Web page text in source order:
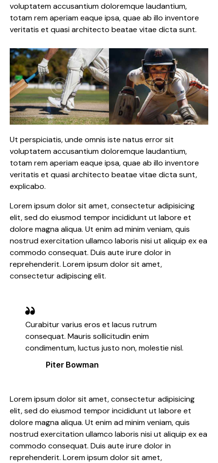
voluptatem accusantium doloremque laudantium,
totam rem aperiam eaque ipsa, quae ab illo inventore
veritatis et quasi architecto beatae vitae dicta sunt.
Ut perspiciatis, unde omnis iste natus error sit
voluptatem accusantium doloremque laudantium,
totam rem aperiam eaque ipsa, quae ab illo inventore
veritatis et quasi architecto beatae vitae dicta sunt,
explicabo.
Lorem ipsum dolor sit amet, consectetur adipisicing
elit, sed do eiusmod tempor incididunt ut labore et
dolore magna aliqua. Ut enim ad minim veniam, quis
nostrud exercitation ullamco laboris nisi ut aliquip ex ea
commodo consequat. Duis aute irure dolor in
reprehenderit. Lorem ipsum dolor sit amet,
consectetur adipiscing elit.
Curabitur varius eros et lacus rutrum
consequat. Mauris sollicitudin enim
condimentum, luctus justo non, molestie nisl.
Piter Bowman
Lorem ipsum dolor sit amet, consectetur adipisicing
elit, sed do eiusmod tempor incididunt ut labore et
dolore magna aliqua. Ut enim ad minim veniam, quis
nostrud exercitation ullamco laboris nisi ut aliquip ex ea
commodo consequat. Duis aute irure dolor in
reprehenderit. Lorem ipsum dolor sit amet,